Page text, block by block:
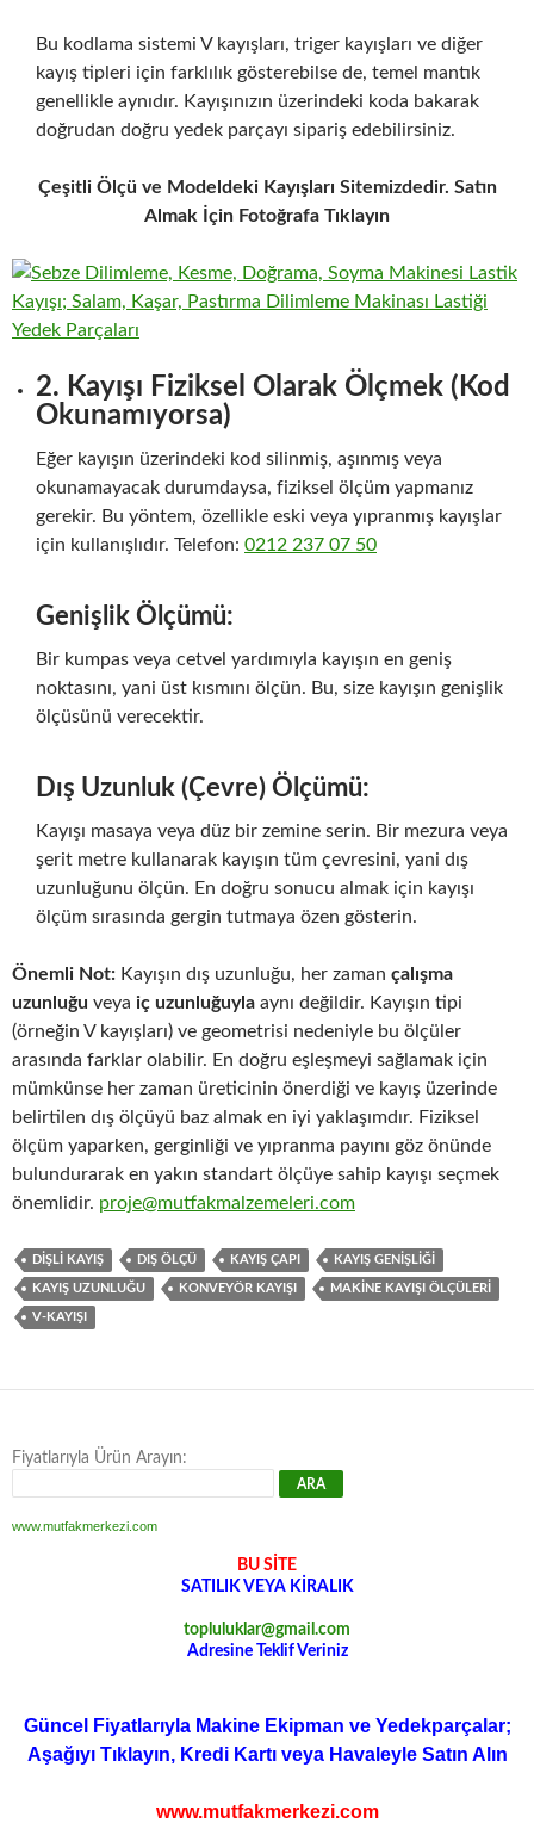
Bu kodlama sistemi V kayışları, triger kayışları ve diğer
kayış tipleri için farklılık gösterebilse de, temel mantık
genellikle aynıdır. Kayışınızın üzerindeki koda bakarak
doğrudan doğru yedek parçayı sipariş edebilirsiniz.
Çeşitli Ölçü ve Modeldeki Kayışları Sitemizdedir. Satın
Almak İçin Fotoğrafa Tıklayın
2. Kayışı Fiziksel Olarak Ölçmek (Kod
Okunamıyorsa)
Eğer kayışın üzerindeki kod silinmiş, aşınmış veya
okunamayacak durumdaysa, fiziksel ölçüm yapmanız
gerekir. Bu yöntem, özellikle eski veya yıpranmış kayışlar
için kullanışlıdır. Telefon: 0212 237 07 50
Genişlik Ölçümü:
Bir kumpas veya cetvel yardımıyla kayışın en geniş
noktasını, yani üst kısmını ölçün. Bu, size kayışın genişlik
ölçüsünü verecektir.
Dış Uzunluk (Çevre) Ölçümü:
Kayışı masaya veya düz bir zemine serin. Bir mezura veya
şerit metre kullanarak kayışın tüm çevresini, yani dış
uzunluğunu ölçün. En doğru sonucu almak için kayışı
ölçüm sırasında gergin tutmaya özen gösterin.
Önemli Not: Kayışın dış uzunluğu, her zaman çalışma
uzunluğu veya iç uzunluğuyla aynı değildir. Kayışın tipi
(örneğin V kayışları) ve geometrisi nedeniyle bu ölçüler
arasında farklar olabilir. En doğru eşleşmeyi sağlamak için
mümkünse her zaman üreticinin önerdiği ve kayış üzerinde
belirtilen dış ölçüyü baz almak en iyi yaklaşımdır. Fiziksel
ölçüm yaparken, gerginliği ve yıpranma payını göz önünde
bulundurarak en yakın standart ölçüye sahip kayışı seçmek
önemlidir. proje@mutfakmalzemeleri.com
DIŞLI KAYIŞ DIŞ ÖLÇÜ KAYIŞ ÇAPI KAYIŞ GENIŞLIĞI
KAYIŞ UZUNLUĞU KONVEYÖR KAYIŞI MAKINE KAYIŞI ÖLÇÜLERI
V-KAYIŞI
Fiyatlarıyla Ürün Arayın:
www.mutfakmerkezi.com
BU SİTE
SATILIK VEYA KİRALIK
topluluklar@gmail.com
Adresine Teklif Veriniz
Güncel Fiyatlarıyla Makine Ekipman ve Yedekparçalar;
Aşağıyı Tıklayın, Kredi Kartı veya Havaleyle Satın Alın
www.mutfakmerkezi.com